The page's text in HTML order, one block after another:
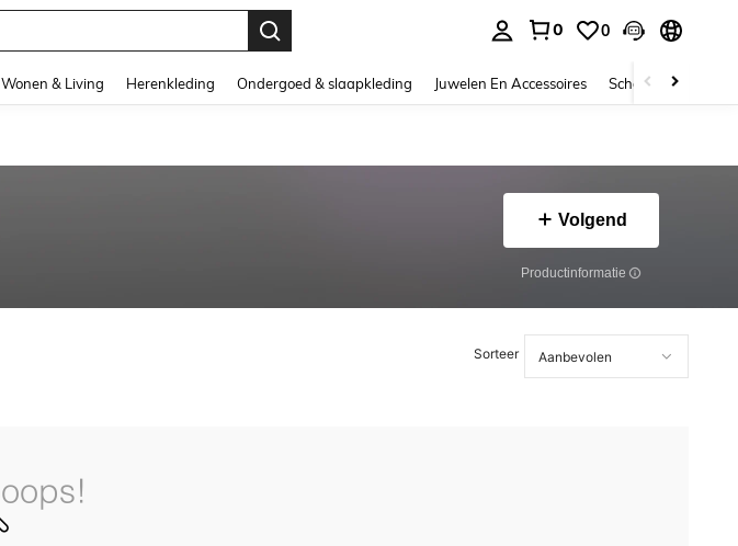
0 0
Wonen & Living Herenkleding Ondergoed & slaapkleding Juwelen En Accessoires Schoonheid &
Volgend
Productinformatie
Sorteer